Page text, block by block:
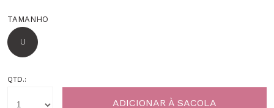
TAMANHO
U
QTD.: